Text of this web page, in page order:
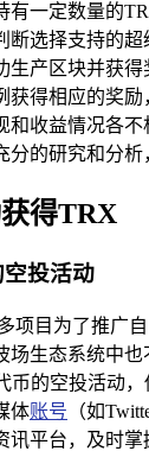
有一定数量的
断选择支持的超
生产区块并获
获得相应的奖
和收益情况各
的研究和分析
得TRX
投活动
项目为了推广自
场生态系统中
币的空投活动
体账号 （如
讯平台，及时